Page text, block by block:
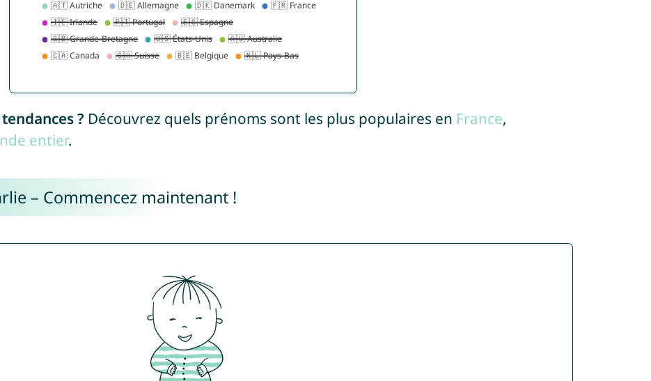
? Découvrez quels prénoms sont les plus populaires en France,
entier.
– Commencez maintenant !